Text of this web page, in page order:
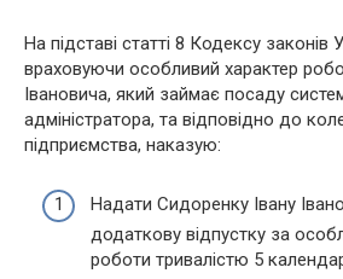
На підставі статті 8 Кодексу законів
враховуючи особливий характер
Івановича, який займає посаду
адміністратора, та відповідно до
підприємства, наказую:
Надати Сидоренку Івану
додаткову відпустку за
роботи тривалістю 5